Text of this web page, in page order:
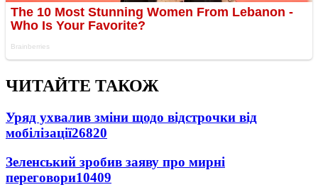
ЧИТАЙТЕ ТАКОЖ
Уряд ухвалив зміни щодо відстрочки від
мобілізації26820
Зеленський зробив заяву про мирні
переговори10409